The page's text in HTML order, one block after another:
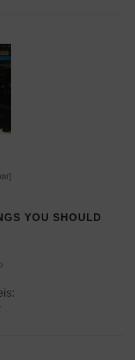
YOU SHOULD